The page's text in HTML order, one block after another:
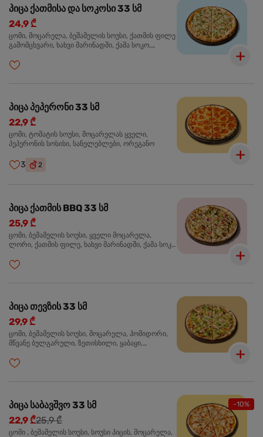
პიცა ქათმისა და სოკოსი 33 სმ
24,9 ₾
ცომი, მოცარელა, ბეშამელის სოუსი, ქათმის ფილე
გამომცხვარი, ხახვი მარინადში, ქამა სოკო,
პიცა პეპერონი 33 სმ
22,9 ₾
ცომი, ტომატის სოუსი, მოცარელას ყველი,
პეპერონის სოსისი, სანელებლები, ორეგანო
3 2
პიცა ქათმის BBQ 33 სმ
25,9 ₾
ცომი, ბეშამელის სოუსი, ყველი მოცარელა,
ლორი, ქათმის ფილე, ხახვი მარინადში, ქამა სოკო
პიცა თევზის 33 სმ
29,9 ₾
ცომი, ბეშამელის სოუსი, მოცარელა, პომიდორი,
მწვანე ბულგარული, ზეთისხილი, ყაბაყი,
ორეგანო
-10%
პიცა საბავშვო 33 სმ
22,9 ₾25,9 ₾
ცომი , ბეშამელის სოუსი, სოუსი პიცის, მოცარელა,